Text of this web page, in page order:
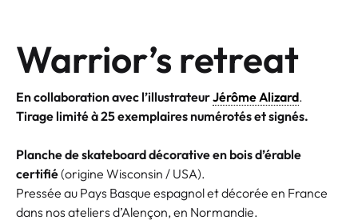
Warrior’s retreat
En collaboration avec l’illustrateurJérôme Alizard.
Tirage limité à 25 exemplaires numérotés et signés.
Planche de skateboard décorative en bois d’érable
certifié(origine Wisconsin / USA).
Pressée au Pays Basque espagnol et décorée en France
dans nos ateliers d’Alençon, en Normandie.